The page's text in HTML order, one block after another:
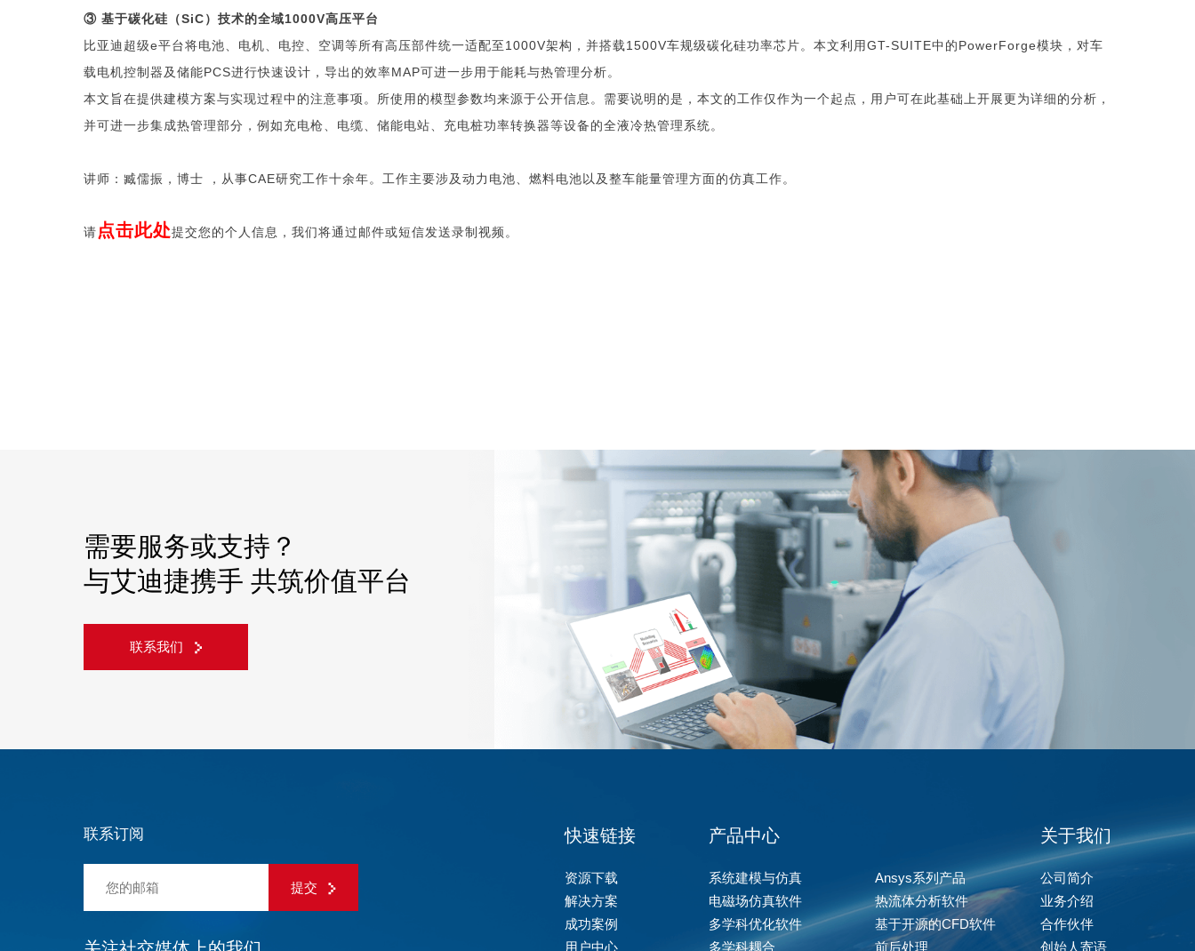
③ 基于碳化硅（SiC）技术的全域1000V高压平台
比亚迪超级e平台将电池、电机、电控、空调等所有高压部件统一适配至1000V架构，并搭载1500V车规级碳化硅功率芯片。本文利用GT-SUITE中的PowerForge模块，对车
载电机控制器及储能PCS进行快速设计，导出的效率MAP可进一步用于能耗与热管理分析。
本文旨在提供建模方案与实现过程中的注意事项。所使用的模型参数均来源于公开信息。需要说明的是，本文的工作仅作为一个起点，用户可在此基础上开展更为详细的分析，
并可进一步集成热管理部分，例如充电枪、电缆、储能电站、充电桩功率转换器等设备的全液冷热管理系统。
讲师：臧儒振，博士 ，从事CAE研究工作十余年。工作主要涉及动力电池、燃料电池以及整车能量管理方面的仿真工作。
请点击此处提交您的个人信息，我们将通过邮件或短信发送录制视频。
需要服务或支持？
与艾迪捷携手 共筑价值平台
联系我们
联系订阅
提交
快速链接
资源下载
解决方案
成功案例
用户中心
产品中心
系统建模与仿真
Ansys系列产品
电磁场仿真软件
热流体分析软件
多学科优化软件
基于开源的CFD软件
多学科耦合
前后处理
关于我们
公司简介
业务介绍
合作伙伴
创始人寄语